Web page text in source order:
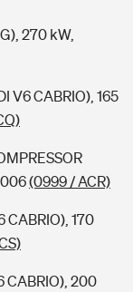
270 kW,
V6 CABRIO), 165
(0999 / ACR)
CABRIO), 170
CABRIO), 200